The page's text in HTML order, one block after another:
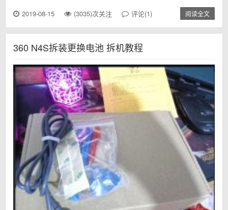
2019-08-15 (3035)次关注 评论(1) 阅读全文
360 N4S拆装更换电池 拆机教程